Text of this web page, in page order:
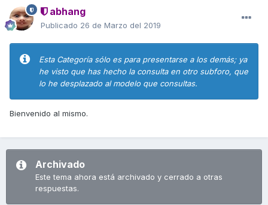
abhang
Publicado 26 de Marzo del 2019
Esta Categoría sólo es para presentarse a los demás; ya
he visto que has hecho la consulta en otro subforo, que
lo he desplazado al modelo que consultas.
Bienvenido al mismo.
Archivado
Este tema ahora está archivado y cerrado a otras
respuestas.